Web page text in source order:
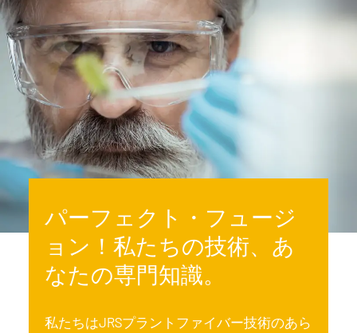
パーフェクト・フュージ
ョン！私たちの技術、あ
なたの専門知識。
私たちはJRSプラントファイバー技術のあら